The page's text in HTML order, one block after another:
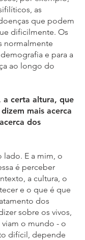
as
que podem
dificilmente. Os
normalmente
e para a
ao longo do
a certa altura, que
mais acerca
dos
lado. E a mim, o
é perceber
a cultura, o
e o que é que
dos
sobre os vivos,
o mundo - o
difícil, depende